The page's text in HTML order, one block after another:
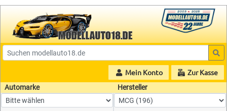
Mein Konto Zur Kasse
Automarke Hersteller